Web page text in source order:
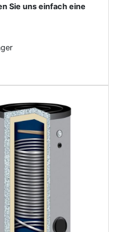
Sie uns einfach eine